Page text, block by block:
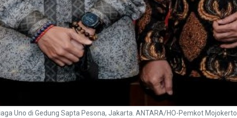
Uno di Gedung Sapta Pesona, Jakarta. ANTARA/HO-Pemkot Mojokerto